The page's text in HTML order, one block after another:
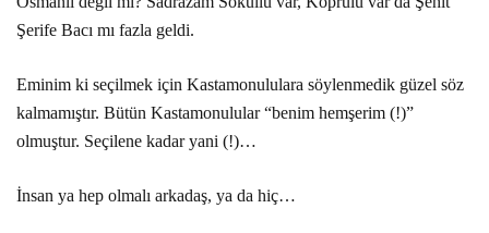
Şerife Bacı mı fazla geldi.
Eminim ki seçilmek için Kastamonululara söylenmedik güzel söz
kalmamıştır. Bütün Kastamonulular “benim hemşerim (!)”
olmuştur. Seçilene kadar yani (!)…
İnsan ya hep olmalı arkadaş, ya da hiç…